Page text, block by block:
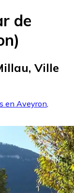
de
Ville
en Aveyron,